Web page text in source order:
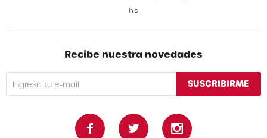
hs
Recibe nuestra novedades
SUSCRIBIRME
  